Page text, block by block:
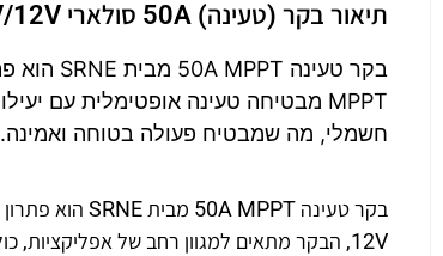
תיאור בקר (טעינה) 50A סולארי 24V/12V
חשמלי, מה שמבטיח פעולה בטוחה ואמינה.